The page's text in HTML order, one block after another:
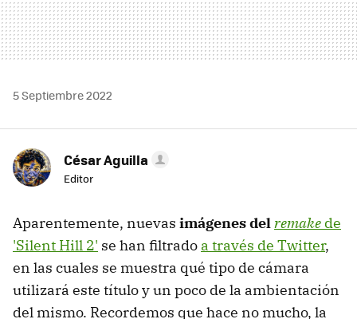
5 Septiembre 2022
César Aguilla
Editor
Aparentemente, nuevas imágenes delremake de
'Silent Hill 2' se han filtrado a través de Twitter,
en las cuales se muestra qué tipo de cámara
utilizará este título y un poco de la ambientación
del mismo. Recordemos que hace no mucho, la